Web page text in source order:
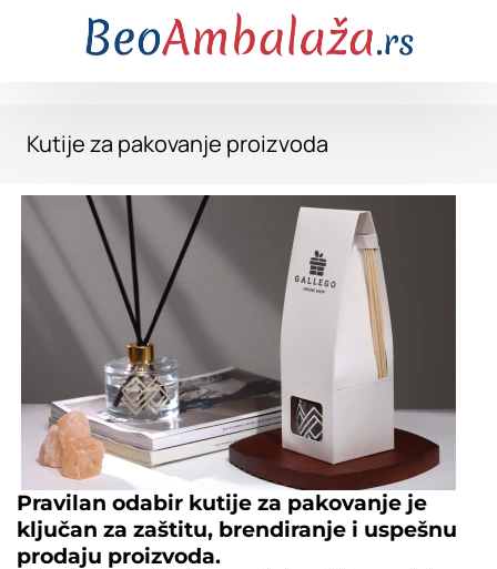
Kutije za pakovanje proizvoda
Pravilan odabir kutije za pakovanje je
ključan za zaštitu, brendiranje i uspešnu